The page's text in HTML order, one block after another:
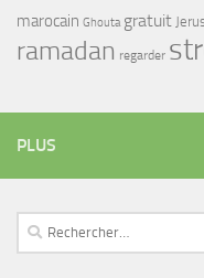
marocain Ghouta gratuit
ramadan regarder
PLUS
Rechercher :